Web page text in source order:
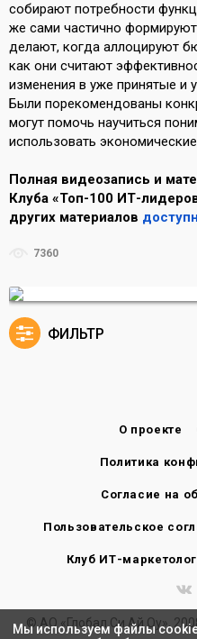
собирают потребности
же сами частично
делают, когда аллоцируют
как они считают
изменения в уже принятые
Были порекомендованы
могут помочь научиться
использовать
Полная видеозапись и
Клуба «Топ-100 ИТ-
других материалов
7360
ФИЛЬТР
О проекте
Политика
Согласие на
Пользовательское
Клуб ИТ-
© АО «Глобал Си Ай Оу»,
Мы используем файлы cookie